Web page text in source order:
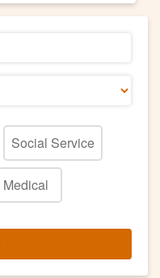
Social Service
Medical